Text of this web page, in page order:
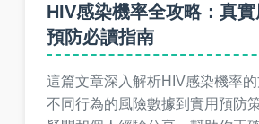
HIV感染機率全攻略：真
預防必讀指南
這篇文章深入解析HIV感染機率
不同行為的風險數據到實用預防